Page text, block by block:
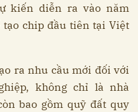
kiến diễn ra vào năm
chip đầu tiên tại Việt
ra nhu cầu mới đối với
không chỉ là nhà
bao gồm quỹ đất quy